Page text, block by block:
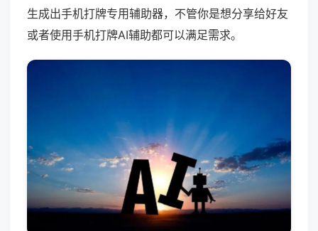
生成出手机打牌专用辅助器，不管你是想分享给好友
或者使用手机打牌AI辅助都可以满足需求。